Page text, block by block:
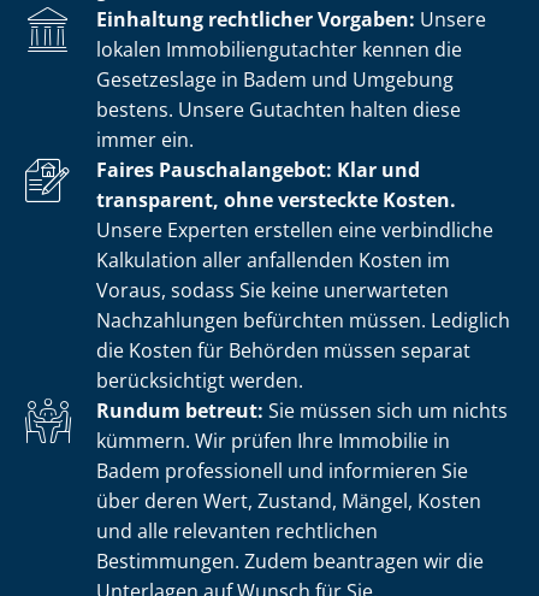
Einhaltung rechtlicher Vorgaben: Unsere
lokalen Im­mo­bi­li­en­gut­ach­ter kennen die
Gesetzeslage in Badem und Umgebung
bestens. Unsere Gutachten halten diese
immer ein.
Faires Pauschalangebot: Klar und
transparent, ohne versteckte Kosten.
Unsere Experten erstellen eine verbindliche
Kalkulation aller anfallenden Kosten im
Voraus, sodass Sie keine unerwarteten
Nachzahlungen befürchten müssen. Lediglich
die Kosten für Behörden müssen separat
berücksichtigt werden.
Rundum betreut: Sie müssen sich um nichts
kümmern. Wir prüfen Ihre Immobilie in
Badem professionell und informieren Sie
über deren Wert, Zustand, Mängel, Kosten
und alle relevanten rechtlichen
Bestimmungen. Zudem beantragen wir die